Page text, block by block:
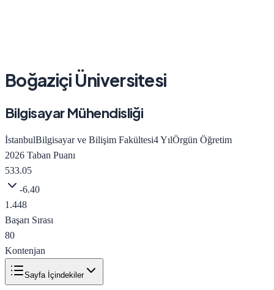
Boğaziçi Üniversitesi
Bilgisayar Mühendisliği
İstanbulBilgisayar ve Bilişim Fakültesi4YılÖrgün Öğretim
2026 Taban Puanı
533.05
-6.40
1.448
Başarı Sırası
80
Kontenjan
Sayfa İçindekiler